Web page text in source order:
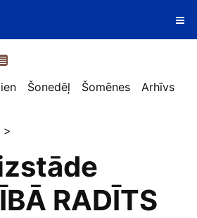
Šonedēļ Šomēnes Arhīvs
>
RADĪTS